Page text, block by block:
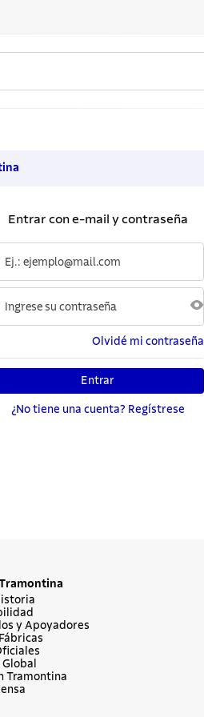
Entrar con e-mail y contraseña
Olvidé mi contraseña
Entrar
¿No tiene una cuenta? Regístrese
y Apoyadores
Tramontina